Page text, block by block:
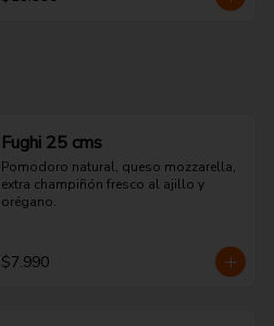
Fughi 25 cms
Pomodoro natural, queso mozzarella,
extra champiñón fresco al ajillo y
orégano.
$7.990